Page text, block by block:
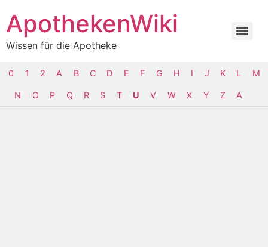
ApothekenWiki
Wissen für die Apotheke
0 1 2 A B C D E F G H I J K L M
N O P Q R S T U V W X Y Z Α